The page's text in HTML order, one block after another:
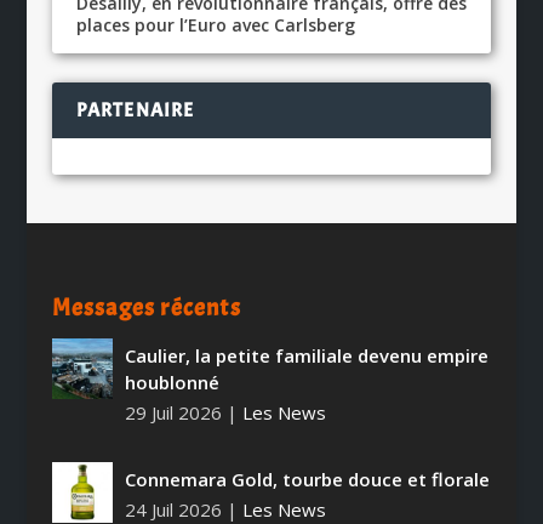
places pour l’Euro avec Carlsberg
PARTENAIRE
Messages récents
Caulier, la petite familiale devenu empire
houblonné
29 Juil 2026 | Les News
Connemara Gold, tourbe douce et florale
24 Juil 2026 | Les News